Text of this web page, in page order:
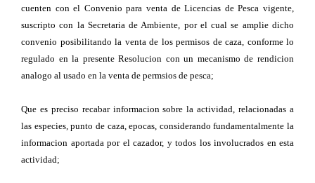
cuenten con el Convenio para venta de Licencias de Pesca vigente,
suscripto con la Secretaria de Ambiente, por el cual se amplie dicho
convenio posibilitando la venta de los permisos de caza, conforme lo
regulado en la presente Resolucion con un mecanismo de rendicion
analogo al usado en la venta de permsios de pesca;
Que es preciso recabar informacion sobre la actividad, relacionadas a
las especies, punto de caza, epocas, considerando fundamentalmente la
informacion aportada por el cazador, y todos los involucrados en esta
actividad;